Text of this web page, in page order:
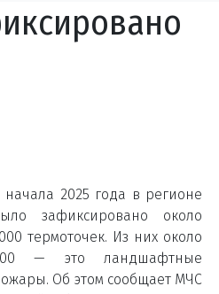
начала 2025 года в регионе
зафиксировано около
термоточек. Из них около
— это ландшафтные
Об этом сообщает МЧС